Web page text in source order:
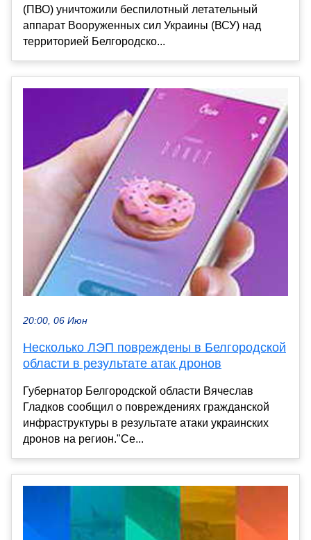
(ПВО) уничтожили беспилотный летательный
аппарат Вооруженных сил Украины (ВСУ) над
территорией Белгородско...
20:00, 06 Июн
Несколько ЛЭП повреждены в Белгородской
области в результате атак дронов
Губернатор Белгородской области Вячеслав
Гладков сообщил о повреждениях гражданской
инфраструктуры в результате атаки украинских
дронов на регион."Се...